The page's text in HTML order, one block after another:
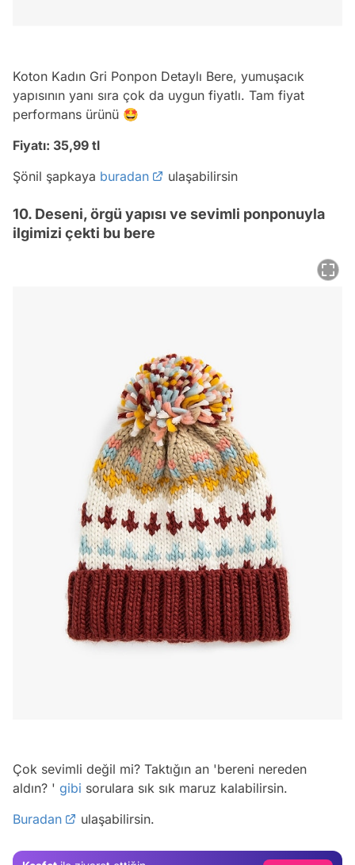
Koton Kadın Gri Ponpon Detaylı Bere, yumuşacık
yapısının yanı sıra çok da uygun fiyatlı. Tam fiyat
performans ürünü 🤩
Fiyatı: 35,99 tl
Şönil şapkaya buradan ulaşabilirsin
10. Deseni, örgü yapısı ve sevimli ponponuyla
ilgimizi çekti bu bere
Çok sevimli değil mi? Taktığın an 'bereni nereden
aldın? ' gibi sorulara sık sık maruz kalabilirsin.
Buradan
ulaşabilirsin.